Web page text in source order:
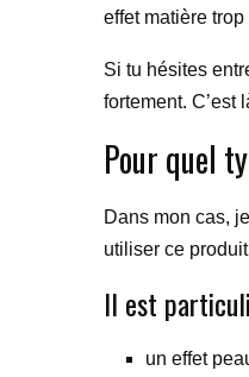
effet matière
Si tu hésites
fortement. C’est
Pour quel
Dans mon cas,
utiliser ce
Il est
un effet